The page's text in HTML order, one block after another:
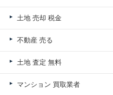
土地 売却 税金
不動産 売る
土地 査定 無料
マンション 買取業者